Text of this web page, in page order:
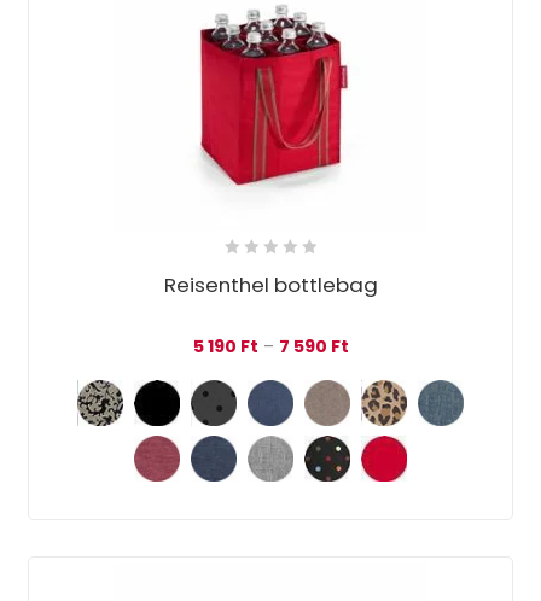
Reisenthel bottlebag
5 190 Ft – 7 590 FtÁrtartomány: 5 190 Ft